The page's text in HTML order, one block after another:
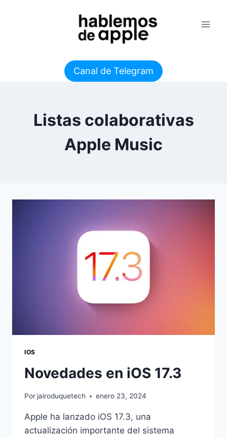
Canal de Telegram
Listas colaborativas
Apple Music
IOS
Novedades en iOS 17.3
Por jairoduquetech enero 23, 2024
Apple ha lanzado iOS 17.3, una
actualización importante del sistema